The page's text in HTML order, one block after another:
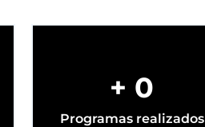
+ 0
Programas realizados